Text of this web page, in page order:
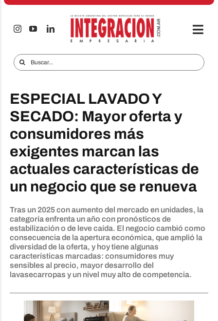
Saltar
Audio & TV
iTECNO
Celulares
Informes Especiales
Anuncie
Buscar:
ESPECIAL LAVADO Y
SECADO: Mayor oferta y
consumidores más
exigentes marcan las
actuales características de
un negocio que se renueva
Tras un 2025 con aumento del mercado en unidades, la
categoría enfrenta un año con pronósticos de
estabilización o de leve caída. El negocio cambió como
consecuencia de la apertura económica, que amplió la
diversidad de la oferta, y hoy tiene algunas
características marcadas: consumidores muy
sensibles al precio, mayor desarrollo del
lavasecarropas y un nivel muy alto de competencia.